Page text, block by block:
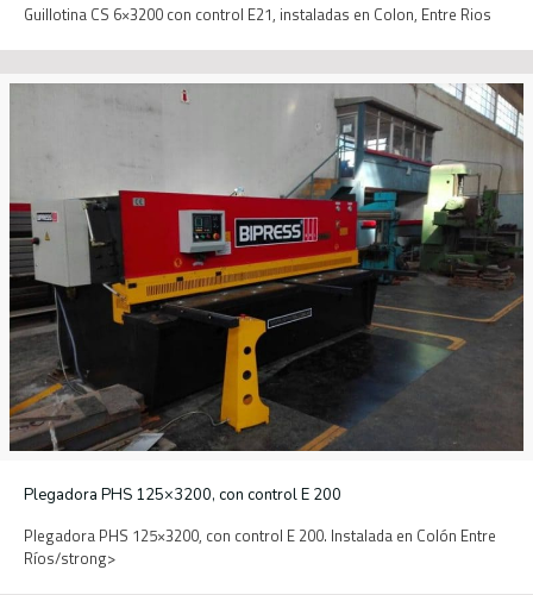
Guillotina CS 6×3200 con control E21, instaladas en Colon, Entre Rios
Plegadora PHS 125×3200, con control E 200
Plegadora PHS 125×3200, con control E 200. Instalada en Colón Entre
Ríos/strong>